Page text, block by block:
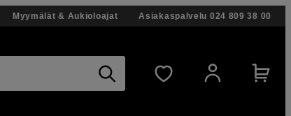
Myymälät & Aukioloajat Asiakaspalvelu 024 809 38 00